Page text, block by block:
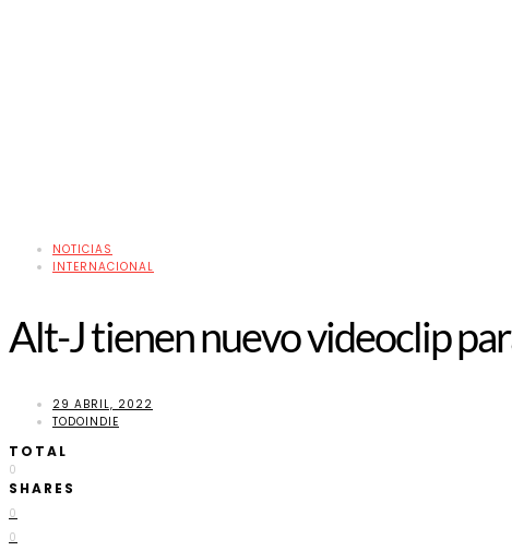
NOTICIAS
INTERNACIONAL
Alt-J tienen nuevo videoclip
29 ABRIL, 2022
TODOINDIE
TOTAL
0
SHARES
0
0